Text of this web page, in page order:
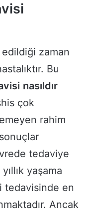
zaman
Bu
nasıldır
çok
rahim
tedaviye
yaşama
tedavisinde en
Ancak